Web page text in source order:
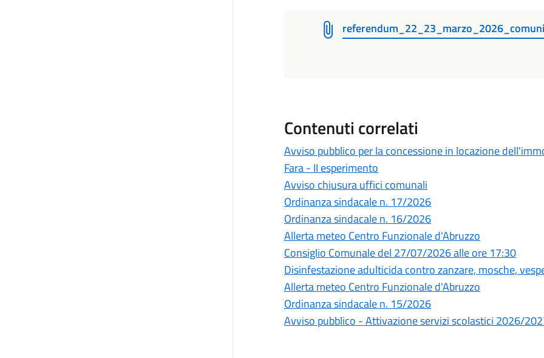
Contenuti correlati
Avviso pubblico per la concessione in locazione
Fara - II esperimento
Avviso chiusura uffici comunali
Ordinanza sindacale n. 17/2026
Ordinanza sindacale n. 16/2026
Allerta meteo Centro Funzionale d'Abruzzo
Consiglio Comunale del 27/07/2026 alle ore 17:30
Disinfestazione adulticida contro zanzare, mosche,
Allerta meteo Centro Funzionale d'Abruzzo
Ordinanza sindacale n. 15/2026
Avviso pubblico - Attivazione servizi scolastici 2026/